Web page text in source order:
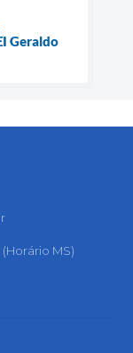
Geraldo
MS)